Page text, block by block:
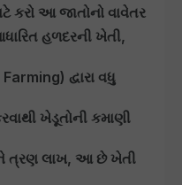
કરો આ જાતોનો વાવેતર
હળદરની ખેતી,
દ્વારા વધુ
ખેડૂતોની કમાણી
ત્રણ લાખ, આ છે ખેતી